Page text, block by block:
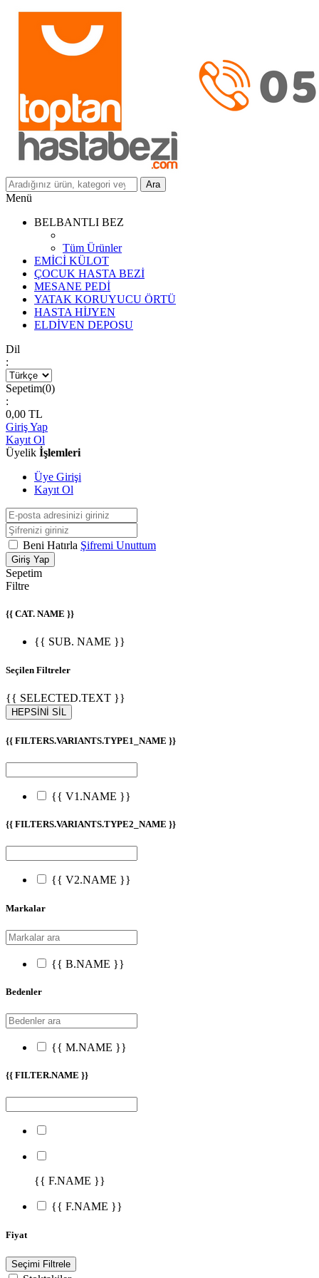
Ara
Menü
BELBANTLI BEZ
Tüm Ürünler
EMİCİ KÜLOT
ÇOCUK HASTA BEZİ
MESANE PEDİ
YATAK KORUYUCU ÖRTÜ
HASTA HİJYEN
ELDİVEN DEPOSU
Dil
:
Sepetim(0)
:
0,00 TL
Giriş Yap
Kayıt Ol
Üyelik İşlemleri
Üye Girişi
Kayıt Ol
Beni Hatırla Şifremi Unuttum
Giriş Yap
Sepetim
Filtre
{{ CAT. NAME }}
{{ SUB. NAME }}
Seçilen Filtreler
{{ SELECTED.TEXT }}
HEPSİNİ SİL
{{ FILTERS.VARIANTS.TYPE1_NAME }}
{{ V1.NAME }}
{{ FILTERS.VARIANTS.TYPE2_NAME }}
{{ V2.NAME }}
Markalar
{{ B.NAME }}
Bedenler
{{ M.NAME }}
{{ FILTER.NAME }}
{{ F.NAME }}
{{ F.NAME }}
Fiyat
Seçimi Filtrele